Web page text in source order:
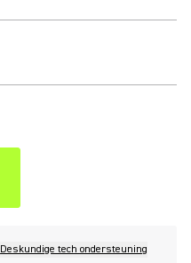
Deskundige tech ondersteuning